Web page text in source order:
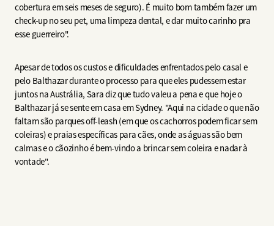
cobertura em seis meses de seguro). É muito bom também fazer um
check-up no seu pet, uma limpeza dental, e dar muito carinho pra
esse guerreiro".
Apesar de todos os custos e dificuldades enfrentados pelo casal e
pelo Balthazar durante o processo para que eles pudessem estar
juntos na Austrália, Sara diz que tudo valeu a pena e que hoje o
Balthazar já se sente em casa em Sydney. "Aqui na cidade o que não
faltam são parques off-leash (em que os cachorros podem ficar sem
coleiras) e praias específicas para cães, onde as águas são bem
calmas e o cãozinho é bem-vindo a brincar sem coleira e nadar à
vontade".